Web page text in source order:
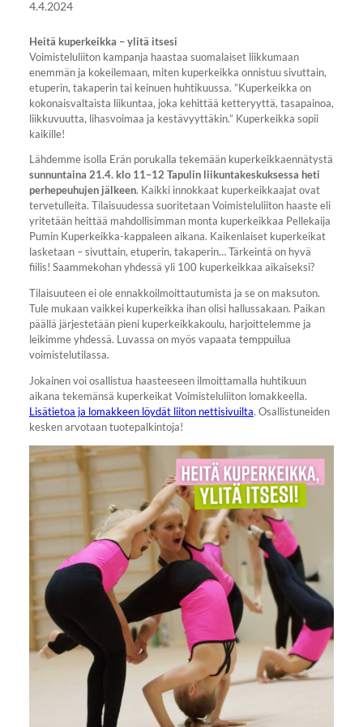
4.4.2024
Heitä kuperkeikka – ylitä itsesi
Voimisteluliiton kampanja haastaa suomalaiset liikkumaan
enemmän ja kokeilemaan, miten kuperkeikka onnistuu sivuttain,
etuperin, takaperin tai keinuen huhtikuussa. ”Kuperkeikka on
kokonaisvaltaista liikuntaa, joka kehittää ketteryyttä, tasapainoa,
liikkuvuutta, lihasvoimaa ja kestävyyttäkin.” Kuperkeikka sopii
kaikille!
Lähdemme isolla Erän porukalla tekemään kuperkeikkaennätystä
sunnuntaina 21.4. klo 11–12 Tapulin liikuntakeskuksessa heti
perhepeuhujen jälkeen. Kaikki innokkaat kuperkeikkaajat ovat
tervetulleita. Tilaisuudessa suoritetaan Voimisteluliiton haaste eli
yritetään heittää mahdollisimman monta kuperkeikkaa Pellekaija
Pumin Kuperkeikka-kappaleen aikana. Kaikenlaiset kuperkeikat
lasketaan – sivuttain, etuperin, takaperin… Tärkeintä on hyvä
fiilis! Saammekohan yhdessä yli 100 kuperkeikkaa aikaiseksi?
Tilaisuuteen ei ole ennakkoilmoittautumista ja se on maksuton.
Tule mukaan vaikkei kuperkeikka ihan olisi hallussakaan. Paikan
päällä järjestetään pieni kuperkeikkakoulu, harjoittelemme ja
leikimme yhdessä. Luvassa on myös vapaata temppuilua
voimistelutilassa.
Jokainen voi osallistua haasteeseen ilmoittamalla huhtikuun
aikana tekemänsä kuperkeikat Voimisteluliiton lomakkeella.
Lisätietoa ja lomakkeen löydät liiton nettisivuilta. Osallistuneiden
kesken arvotaan tuotepalkintoja!